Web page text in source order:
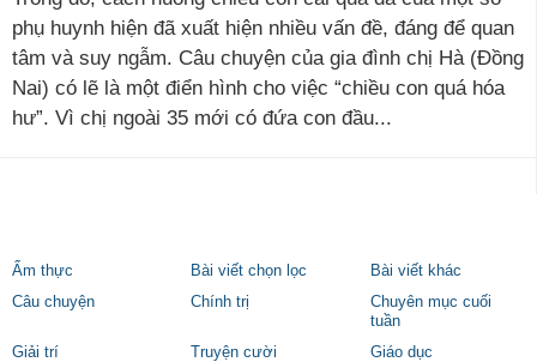
phụ huynh hiện đã xuất hiện nhiều vấn đề, đáng để quan
tâm và suy ngẫm. Câu chuyện của gia đình chị Hà (Đồng
Nai) có lẽ là một điển hình cho việc “chiều con quá hóa
hư”. Vì chị ngoài 35 mới có đứa con đầu...
Ẩm thực Bài viết chọn lọc
Bài viết khác
Câu chuyện
Chính trị
Chuyên mục cuối
tuần
Giải trí
Truyện cười
Giáo dục